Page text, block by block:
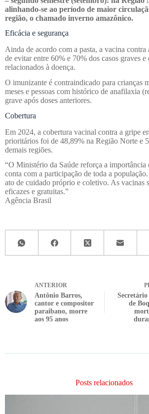
alinhando-se ao período de maior
região, o chamado inverno amazônico.
Eficácia e segurança
Ainda de acordo com a pasta, a vacina contra
de evitar entre 60% e 70% dos casos graves e
relacionados à doença.
O imunizante é contraindicado para crianças
meses e pessoas com histórico de anafilaxia
grave após doses anteriores.
Cobertura
Em 2024, a cobertura vacinal contra a gripe
prioritários foi de 48,89% na Região Norte e
demais regiões.
“O Ministério da Saúde reforça a importância
conta com a participação de toda a
ato de cuidado próprio e coletivo. As vacinas
eficazes e gratuitas.”
Agência Brasil
ANTERIOR
Antônio Barros,
cantor e compositor
paraibano, morre
aos 95 anos
de
Posts relacionados